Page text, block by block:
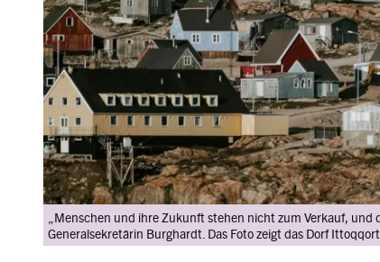
„Menschen und ihre Zukunft stehen nicht zum Verkauf,
Generalsekretärin Burghardt. Das Foto zeigt das Dorf